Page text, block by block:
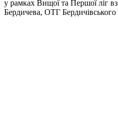
у рамках Вищої та Першої ліг
Бердичева, ОТГ